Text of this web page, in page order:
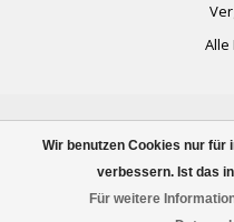
Wir benutzen Cookies nur für
verbessern. Ist das
Für weitere
Alle
© Copyright